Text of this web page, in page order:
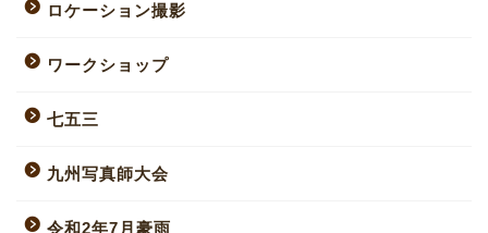
ロケーション撮影
ワークショップ
七五三
九州写真師大会
令和2年7月豪雨